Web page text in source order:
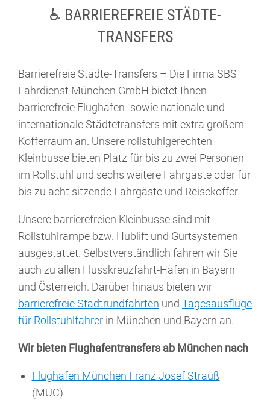
♿ BARRIEREFREIE STÄDTE-
TRANSFERS
Barrierefreie Städte-Transfers – Die Firma SBS
Fahrdienst München GmbH bietet Ihnen
barrierefreie Flughafen- sowie nationale und
internationale Städtetransfers mit extra großem
Kofferraum an. Unsere rollstuhlgerechten
Kleinbusse bieten Platz für bis zu zwei Personen
im Rollstuhl und sechs weitere Fahrgäste oder für
bis zu acht sitzende Fahrgäste und Reisekoffer.
Unsere barrierefreien Kleinbusse sind mit
Rollstuhlrampe bzw. Hublift und Gurtsystemen
ausgestattet. Selbstverständlich fahren wir Sie
auch zu allen Flusskreuzfahrt-Häfen in Bayern
und Österreich. Darüber hinaus bieten wir
barrierefreie Stadtrundfahrten und Tagesausflüge
für Rollstuhlfahrer in München und Bayern an.
Wir bieten Flughafentransfers ab München nach
Flughafen München Franz Josef Strauß
(MUC)